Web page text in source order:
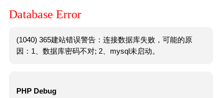
Database Error
(1040) 365建站错误警告：连接数据库失败，可能的原
因：1、数据库密码不对; 2、mysql未启动。
PHP Debug